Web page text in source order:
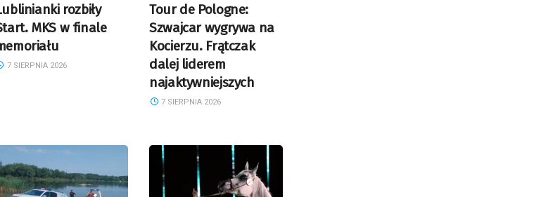
rozbiły
MKS w finale
7 SIERPNIA 2026
Tour de Pologne:
Szwajcar wygrywa na
Kocierzu. Frątczak
dalej liderem
najaktywniejszych
7 SIERPNIA 2026